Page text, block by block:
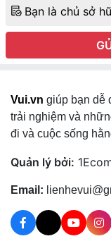
Bạn là chủ sở
Vui.vn giúp bạn dễ
trải nghiệm và
đi và cuộc sống
Quản lý bởi:
Email: